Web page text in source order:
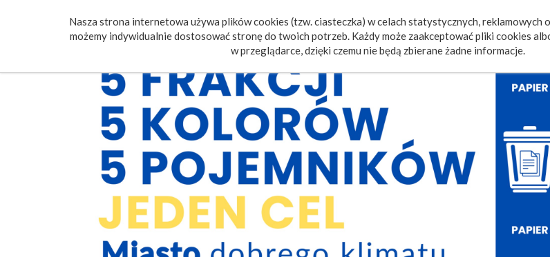
Nasza strona internetowa używa plików cookies (tzw. ciasteczka) w celach statystycznych, reklamowych
możemy indywidualnie dostosować stronę do twoich potrzeb. Każdy może zaakceptować pliki cookies
w przeglądarce, dzięki czemu nie będą zbierane żadne informacje.
Poczta Wydarzenia Ogłoszenia Video